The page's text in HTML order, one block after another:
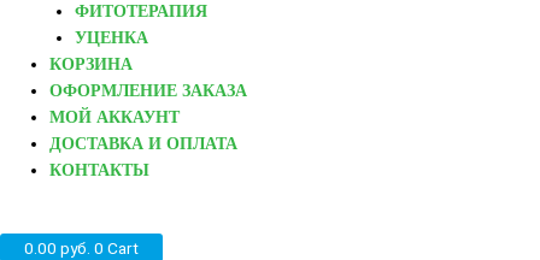
ФИТОТЕРАПИЯ
УЦЕНКА
КОРЗИНА
ОФОРМЛЕНИЕ ЗАКАЗА
МОЙ АККАУНТ
ДОСТАВКА И ОПЛАТА
КОНТАКТЫ
0.00 руб. 0 Cart